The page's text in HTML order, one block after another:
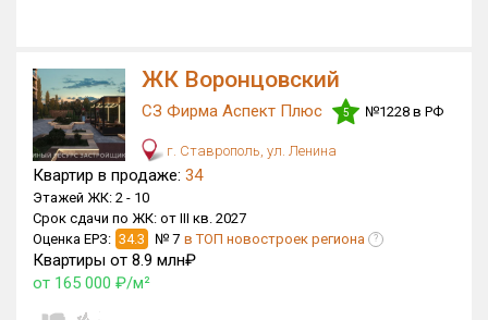
ЖК Воронцовский
СЗ Фирма Аспект Плюс 5 №1228 в РФ
г. Ставрополь, ул. Ленина
Квартир в продаже: 34
Этажей ЖК: 2 - 10
Срок сдачи по ЖК: от III кв. 2027
Оценка ЕРЗ: 34.3 № 7 в ТОП новостроек региона ?
Квартиры от 8.9 млн₽
от 165 000 ₽/м²